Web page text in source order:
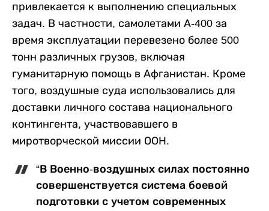
привлекается к выполнению специальных
задач. В частности, самолетами А-400 за
время эксплуатации перевезено более 500
тонн различных грузов, включая
гуманитарную помощь в Афганистан. Кроме
того, воздушные суда использовались для
доставки личного состава национального
контингента, участвовавшего в
миротворческой миссии ООН.
“В Военно-воздушных силах постоянно
совершенствуется система боевой
подготовки с учетом современных